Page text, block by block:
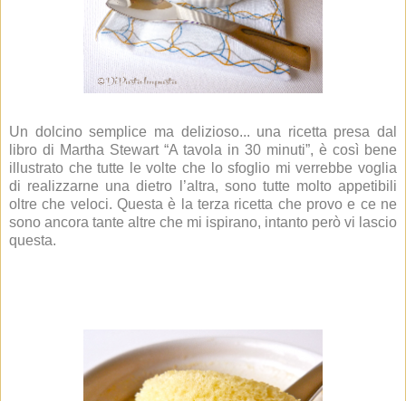
Un dolcino semplice ma delizioso... una ricetta presa dal
libro di Martha Stewart “A tavola in 30 minuti”, è così bene
illustrato che tutte le volte che lo sfoglio mi verrebbe voglia
di realizzarne una dietro l’altra, sono tutte molto appetibili
oltre che veloci. Questa è la terza ricetta che provo e ce ne
sono ancora tante altre che mi ispirano, intanto però vi lascio
questa.